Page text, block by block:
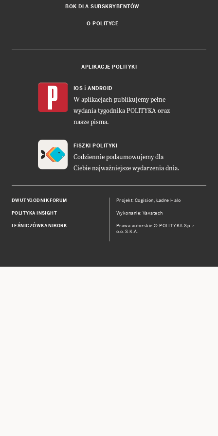
BOK DLA SUBSKRYBENTÓW
O POLITYCE
APLIKACJE POLITYKI
IOS i ANDROID
W aplikacjach publikujemy pełne
wydania tygodnika POLITYKA oraz
nasze pisma.
FISZKI POLITYKI
Codziennie podsumowujemy dla
Ciebie najważniejsze wydarzenia dnia.
DWUTYGODNIK FORUM
POLITYKA INSIGHT
LEŚNICZÓWKA NIBORK
Projekt:Cogision, Ładne Halo
Wykonanie: Vavatech
Prawa autorskie © POLITYKA Sp. z
o.o. S.K.A.